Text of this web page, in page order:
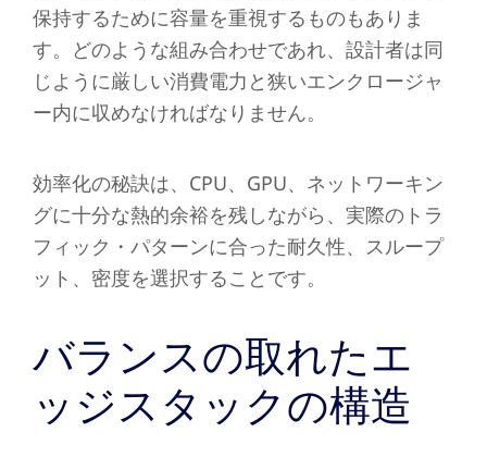
保持するために容量を重視するものもありま
す。どのような組み合わせであれ、設計者は同
じように厳しい消費電力と狭いエンクロージャ
ー内に収めなければなりません。
効率化の秘訣は、CPU、GPU、ネットワーキン
グに十分な熱的余裕を残しながら、実際のトラ
フィック・パターンに合った耐久性、スループ
ット、密度を選択することです。
バランスの取れたエ
ッジスタックの構造